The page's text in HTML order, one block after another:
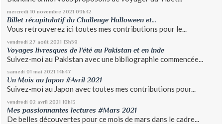
mercredi 10 novembre 2021 09h42
Billet récapitulatif du Challenge Halloween et...
Vous retrouverez ici toutes mes contributions pour le...
vendredi 27 août 2021 13h59
Voyages livresques de l'été au Pakistan et en Inde
Suivez-moi au Pakistan avec une bibliographie commencée...
samedi 01 mai 2021 14h47
Un Mois au Japon #Avril 2021
Suivez-moi au Japon avec toutes mes contributions pour...
vendredi 02 avril 2021 10h13
Mes passionnantes lectures #Mars 2021
De belles découvertes pour ce mois de mars dans le cadre...